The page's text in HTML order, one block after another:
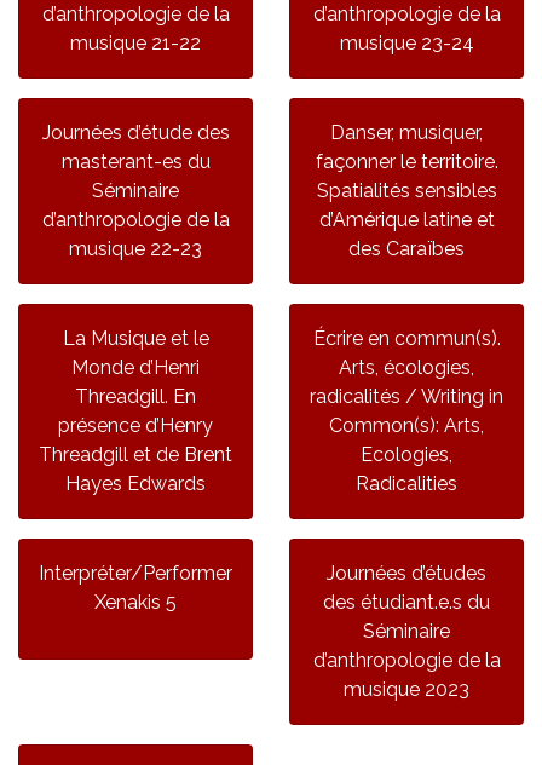
d’anthropologie de la
musique 21-22
d’anthropologie de la
musique 23-24
Journées d’étude des
masterant-es du
Séminaire
d’anthropologie de la
musique 22-23
Danser, musiquer,
façonner le territoire.
Spatialités sensibles
d’Amérique latine et
des Caraïbes
La Musique et le
Monde d’Henri
Threadgill. En
présence d’Henry
Threadgill et de Brent
Hayes Edwards
Écrire en commun(s).
Arts, écologies,
radicalités / Writing in
Common(s): Arts,
Ecologies,
Radicalities
Interpréter/Performer
Xenakis 5
Journées d’études
des étudiant.e.s du
Séminaire
d’anthropologie de la
musique 2023